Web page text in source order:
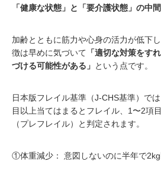
「健康な状態」と「要介護状態」の中
加齢とともに筋力や心身の活力が低下
徴は早めに気づいて 「適切な対策をす
づける可能性がある」 という点です。
日本版フレイル基準（J-CHS基準）で
目以上当てはまるとフレイル、1〜2項
（プレフレイル）と判定されます。
①体重減少： 意図しないのに半年で